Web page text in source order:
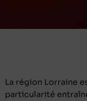
La région Lorraine
particularité